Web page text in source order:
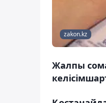
zakon.kz
Жалпы